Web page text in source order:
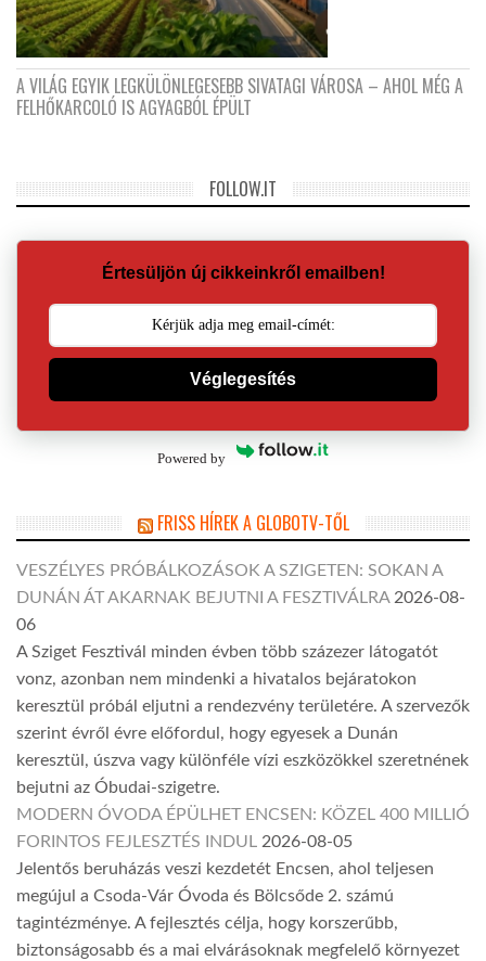
A VILÁG EGYIK LEGKÜLÖNLEGESEBB SIVATAGI VÁROSA – AHOL MÉG A
FELHŐKARCOLÓ IS AGYAGBÓL ÉPÜLT
FOLLOW.IT
Értesüljön új cikkeinkről emailben!
Véglegesítés
Powered by
FRISS HÍREK A GLOBOTV-TŐL
VESZÉLYES PRÓBÁLKOZÁSOK A SZIGETEN: SOKAN A
DUNÁN ÁT AKARNAK BEJUTNI A FESZTIVÁLRA 2026-08-
06
A Sziget Fesztivál minden évben több százezer látogatót
vonz, azonban nem mindenki a hivatalos bejáratokon
keresztül próbál eljutni a rendezvény területére. A szervezők
szerint évről évre előfordul, hogy egyesek a Dunán
keresztül, úszva vagy különféle vízi eszközökkel szeretnének
bejutni az Óbudai-szigetre.
MODERN ÓVODA ÉPÜLHET ENCSEN: KÖZEL 400 MILLIÓ
FORINTOS FEJLESZTÉS INDUL 2026-08-05
Jelentős beruházás veszi kezdetét Encsen, ahol teljesen
megújul a Csoda-Vár Óvoda és Bölcsőde 2. számú
tagintézménye. A fejlesztés célja, hogy korszerűbb,
biztonságosabb és a mai elvárásoknak megfelelő környezet